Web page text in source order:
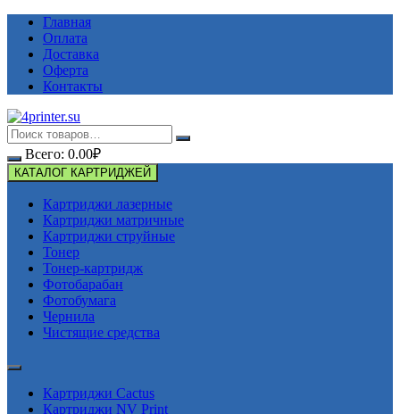
Перейти
содержимому
Главная
Оплата
Доставка
Оферта
Контакты
Всего: 0.00₽
КАТАЛОГ КАРТРИДЖЕЙ
Картриджи лазерные
Картриджи матричные
Картриджи струйные
Тонер
Тонер-картридж
Фотобарабан
Фотобумага
Чернила
Чистящие средства
Картриджи Cactus
Картриджи NV Print